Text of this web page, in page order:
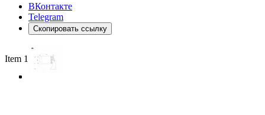
ВКонтакте
Telegram
Скопировать ссылку
Item 1 of 3